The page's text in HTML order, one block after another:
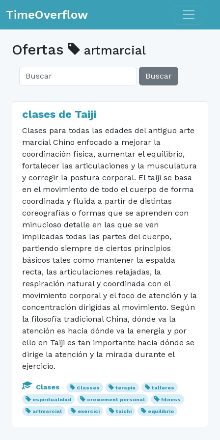
TimeOverflow Toggle
Ofertas artmarcial
Buscar
clases de Taiji
Clases para todas las edades del antiguo arte
marcial Chino enfocado a mejorar la
coordinación física, aumentar el equilibrio,
fortalecer las articulaciones y la musculatura
y corregir la postura corporal. El taiji se basa
en el movimiento de todo el cuerpo de forma
coordinada y fluida a partir de distintas
coreografías o formas que se aprenden con
minucioso detalle en las que se ven
implicadas todas las partes del cuerpo,
partiendo siempre de ciertos principios
básicos tales como mantener la espalda
recta, las articulaciones relajadas, la
respiración natural y coordinada con el
movimiento corporal y el foco de atención y la
concentración dirigidas al movimiento. Según
la filosofía tradicional China, dónde va la
atención es hacia dónde va la energía y por
ello en Taiji es tan importante hacia dónde se
dirige la atención y la mirada durante el
ejercicio.
Clases Classes terapia
talleres
espiritualidad
creixement personal
fitness
artmarcial
exercici taichi equilibrio